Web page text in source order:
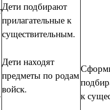
Дети подбирают
прилагательные к
существительным.
Дети находят
предметы по родам
войск.
к